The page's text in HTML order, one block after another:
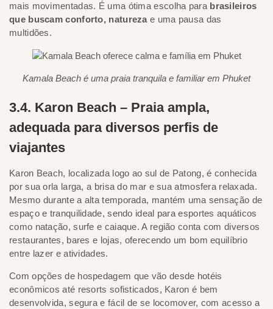
mais movimentadas. É uma ótima escolha para brasileiros
que buscam conforto, naturezae uma pausa das
multidões.
Kamala Beach é uma praia tranquila e familiar em Phuket
3.4. Karon Beach – Praia ampla,
adequada para diversos perfis de
viajantes
Karon Beach, localizada logo ao sul de Patong, é conhecida
por sua orla larga, a brisa do mar e sua atmosfera relaxada.
Mesmo durante a alta temporada, mantém uma sensação de
espaço e tranquilidade, sendo ideal para esportes aquáticos
como natação, surfe e caiaque. A região conta com diversos
restaurantes, bares e lojas, oferecendo um bom equilíbrio
entre lazer e atividades.
Com opções de hospedagem que vão desde hotéis
econômicos até resorts sofisticados, Karon é bem
desenvolvida, segura e fácil de se locomover, com acesso a